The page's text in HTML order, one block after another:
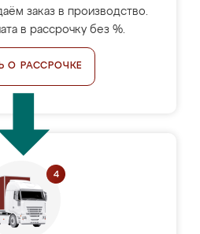
заказ в производство.
в рассрочку без %.
О РАССРОЧКЕ